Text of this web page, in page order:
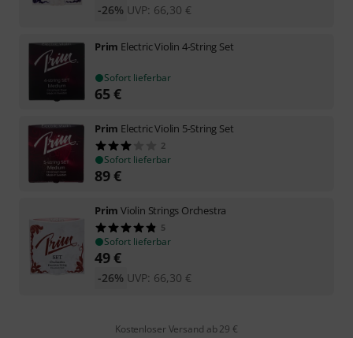
UVP: 66,30 €
-26%
Prim Electric Violin 4-String Set
Sofort lieferbar
65€
Prim Electric Violin 5-String Set
2
Sofort lieferbar
89€
Prim Violin Strings Orchestra
5
Sofort lieferbar
49€
UVP: 66,30 €
-26%
Kostenloser Versand ab 29 €